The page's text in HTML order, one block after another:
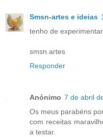
Smsn-artes e ideias
tenho de
smsn.artes
Responder
Anónimo 7 de abril
Os meus parabéns
com receitas
a testar.